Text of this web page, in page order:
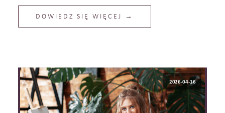
DOWIEDZ SIĘ WIĘCEJ →
2026-04-16